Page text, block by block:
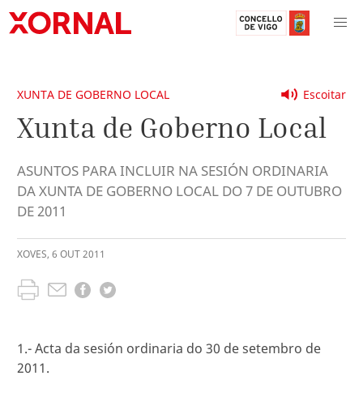
Escoitar
XUNTA DE GOBERNO LOCAL
Xunta de Goberno Local
ASUNTOS PARA INCLUIR NA SESIÓN ORDINARIA
DA XUNTA DE GOBERNO LOCAL DO 7 DE OUTUBRO
DE 2011
XOVES, 6 OUT2011
1.- Acta da sesión ordinaria do 30 de setembro de
2011.